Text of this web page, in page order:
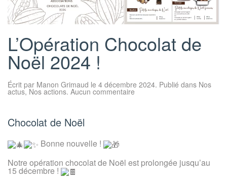
L’Opération Chocolat de
Noël 2024 !
Écrit par Manon Grimaud le 4 décembre 2024. Publié dans Nos
actus, Nos actions. Aucun commentaire
Chocolat de Noël
Bonne nouvelle !
Notre opération chocolat de Noël est prolongée jusqu’au
15 décembre !